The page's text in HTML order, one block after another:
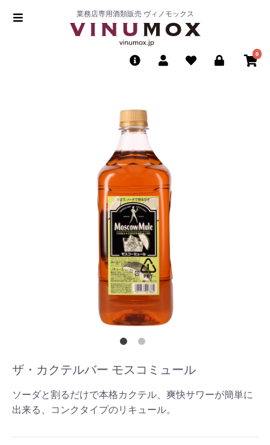
業務店専用酒類販売 ヴィノモックス
0
ザ・カクテルバー モスコミュール
ソーダと割るだけで本格カクテル、爽快サワーが簡単に
出来る、コンクタイプのリキュール。